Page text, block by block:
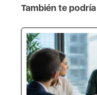
También te